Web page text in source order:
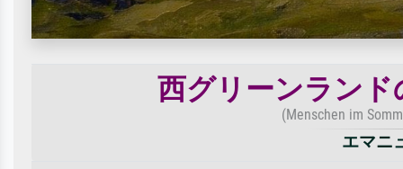
西グリーンラン
(Menschen im
エマニ